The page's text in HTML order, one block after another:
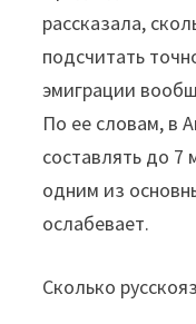
рассказала,
подсчитать
эмиграции
По ее словам, в
составлять до 7
одним из
ослабевает.
Сколько